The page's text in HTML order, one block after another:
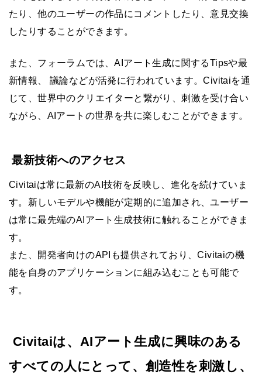
たり、他のユーザーの作品にコメントしたり、意見交換
したりすることができます。
また、フォーラムでは、AIアート生成に関するTipsや最
新情報、 議論などが活発に行われています。Civitaiを通
じて、世界中のクリエイターと繋がり、刺激を受け合い
ながら、AIアートの世界を共に楽しむことができます。
最新技術へのアクセス
Civitaiは常に最新のAI技術を反映し、進化を続けていま
す。新しいモデルや機能が定期的に追加され、ユーザー
は常に最先端のAIアート生成技術に触れることができま
す。
また、開発者向けのAPIも提供されており、Civitaiの機
能を自身のアプリケーションに組み込むことも可能で
す。
Civitaiは、AIアート生成に興味のある
すべての人にとって、創造性を刺激し、